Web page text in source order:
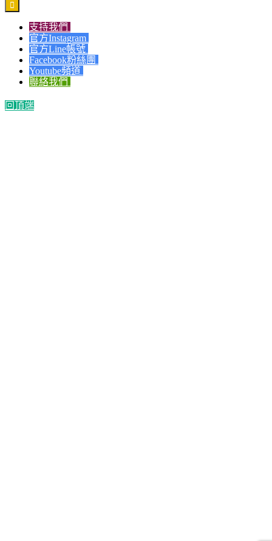

支持我們
官方Instagram
官方Line帳號
Facebook粉絲團
Youtube頻道
聯絡我們
回頂端